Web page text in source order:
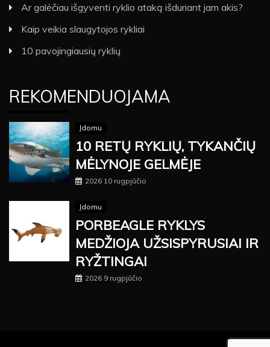
Ar galėčiau išgyventi ryklio ataką išduriant jam akis?
Kaip veikia slaugytojos rykliai
10 pavojingiausių ryklių
REKOMENDUOJAMA
Įdomu
10 RETŲ RYKLIŲ, TYKANČIŲ
MĖLYNOJE GELMĖJE
2026 10 rugpjūčio
Įdomu
PORBEAGLE RYKLYS
MEDŽIOJA UŽSISPYRUSIAI IR
RYŽTINGAI
2026 9 rugpjūčio